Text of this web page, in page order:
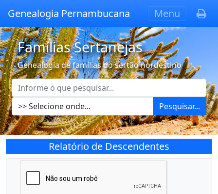
Genealogia Pernambucana Menu
Famílias Sertanejas
Genealogia de famílias do sertão nordestino
Pesquisar...
Relatório de Descendentes